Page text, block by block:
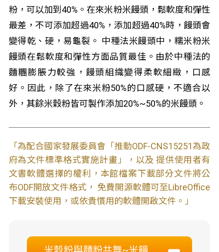
粉，可以加到40%。在來米粉米饅頭，鬆軟度和彈性
最差，不可添加超過40%，添加超過40%時，饅頭會
變得乾、硬，易龜裂。 中種法米饅頭中，糯米粉米
饅頭在鬆軟度和彈性方面品質最佳。由於中種法的
麵糰膨脹力較強，饅頭組織變得柔軟細緻，口感
好。因此，除了在來米粉50%的口感硬，不適合以
外，其餘米穀粉皆可製作添加20%~50%的米饅頭。
「為配合國家發展委員會「推動ODF-CNS15251為政
府為文件標準格式實施計畫」，以及 提供使用者有
文書軟體選擇的權利，本館檔案下載部分文件將公
布ODF開放文件格式， 免費開源軟體可至LibreOffice
下載安裝使用，或依貴慣用的軟體開啟文件。」